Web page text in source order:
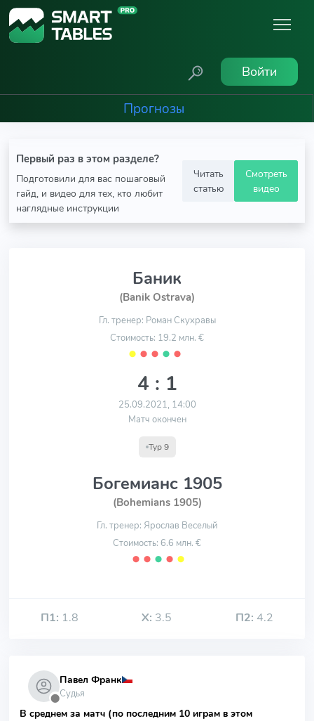
Войти
Прогнозы
Первый раз в этом разделе?
Подготовили для вас пошаговый
гайд, и видео для тех, кто любит
наглядные инструкции
Читать
статью
Смотреть
видео
Баник
(Banik Ostrava)
Гл. тренер: Роман Скухравы
Стоимость: 19.2 млн. €
⬤ ⬤ ⬤ ⬤ ⬤
4 : 1
25.09.2021, 14:00
Матч окончен
Тур 9
Богемианс 1905
(Bohemians 1905)
Гл. тренер: Ярослав Веселый
Стоимость: 6.6 млн. €
⬤ ⬤ ⬤ ⬤ ⬤
П1: 1.8 Х: 3.5 П2: 4.2
⬤
Павел Франк
Судья
В среднем за матч (по последним 10 играм в этом